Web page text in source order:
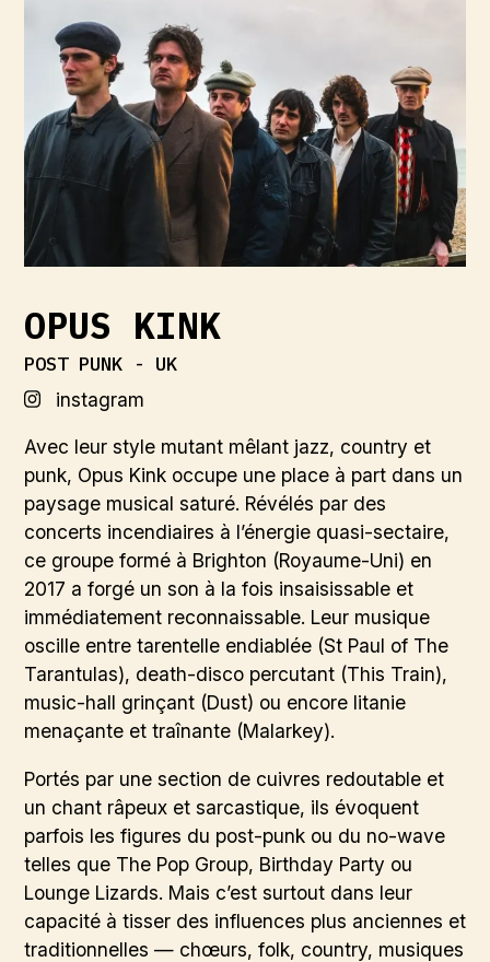
OPUS KINK
POST PUNK - UK
instagram
Avec leur style mutant mêlant jazz, country et
punk, Opus Kink occupe une place à part dans un
paysage musical saturé. Révélés par des
concerts incendiaires à l’énergie quasi-sectaire,
ce groupe formé à Brighton (Royaume-Uni) en
2017 a forgé un son à la fois insaisissable et
immédiatement reconnaissable. Leur musique
oscille entre tarentelle endiablée (St Paul of The
Tarantulas), death-disco percutant (This Train),
music-hall grinçant (Dust) ou encore litanie
menaçante et traînante (Malarkey).
Portés par une section de cuivres redoutable et
un chant râpeux et sarcastique, ils évoquent
parfois les figures du post-punk ou du no-wave
telles que The Pop Group, Birthday Party ou
Lounge Lizards. Mais c’est surtout dans leur
capacité à tisser des influences plus anciennes et
traditionnelles — chœurs, folk, country, musiques